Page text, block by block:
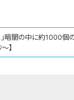
」暗闇の中に約1000個
】